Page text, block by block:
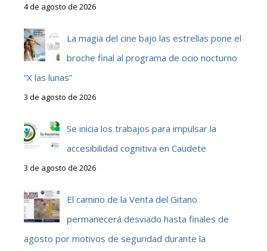
4 de agosto de 2026
La magia del cine bajo las estrellas pone el
broche final al programa de ocio nocturno
“X las lunas”
3 de agosto de 2026
Se inicia los trabajos para impulsar la
accesibilidad cognitiva en Caudete
3 de agosto de 2026
El camino de la Venta del Gitano
permanecerá desviado hasta finales de
agosto por motivos de seguridad durante la